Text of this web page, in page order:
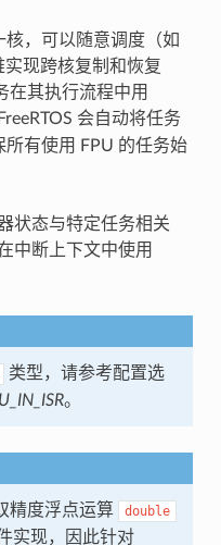
，可以随意调度（如
现跨核复制和恢复
在其执行流程中用
会自动将任务
有使用 FPU 的任务始
状态与特定任务相关
中断上下文中使用
类型，请参考配置选
。
精度浮点运算 double
实现，因此针对